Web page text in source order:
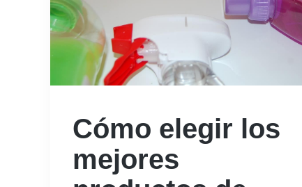
Cómo elegir los
mejores